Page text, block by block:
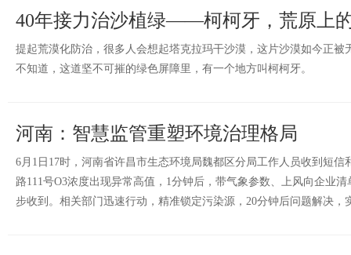
40年接力治沙植绿——柯柯牙，荒原上
提起荒漠化防治，很多人会想起塔克拉玛干沙漠，这片沙漠如今正被
不知道，这道坚不可摧的绿色屏障里，有一个地方叫柯柯牙。
河南：智慧监管重塑环境治理格局
6月1日17时，河南省许昌市生态环境局魏都区分局工作人员收到短信
路111号O3浓度出现异常高值，1分钟后，带气象参数、上风向企业
步收到。相关部门迅速行动，精准锁定污染源，20分钟后问题解决，